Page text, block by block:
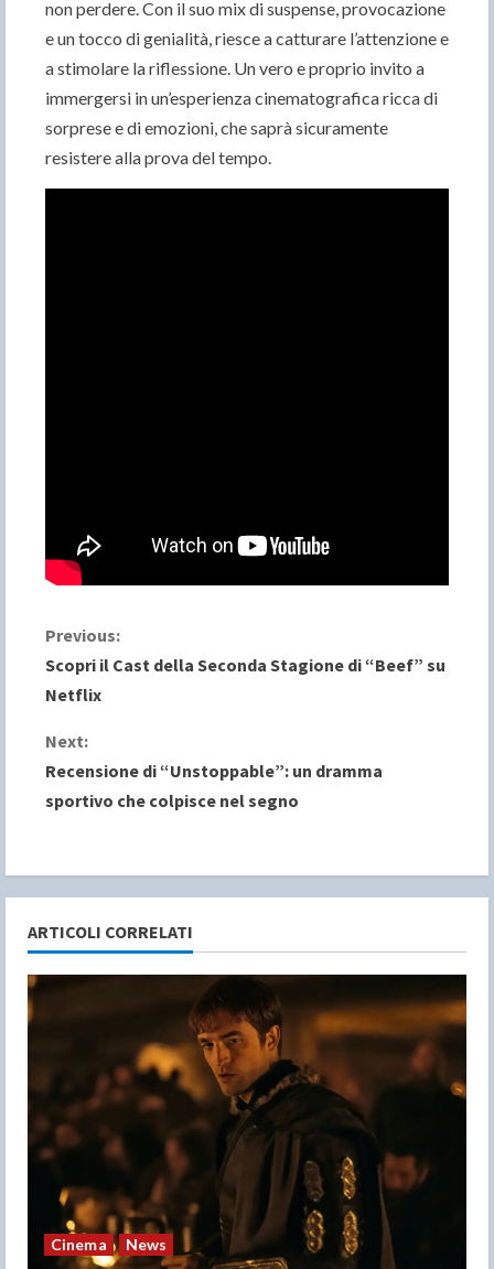
non perdere. Con il suo mix di suspense, provocazione
e un tocco di genialità, riesce a catturare l’attenzione e
a stimolare la riflessione. Un vero e proprio invito a
immergersi in un’esperienza cinematografica ricca di
sorprese e di emozioni, che saprà sicuramente
resistere alla prova del tempo.
C
o
n
t
n
u
e
a
d
n
Previous:
Scopri il Cast della Seconda Stagione di “Beef” su
Netflix
Next:
Recensione di “Unstoppable”: un dramma
sportivo che colpisce nel segno
ARTICOLI CORRELATI
Cinema News